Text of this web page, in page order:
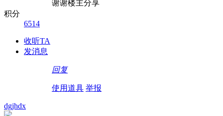
积分
6514
收听TA
发消息
谢谢楼主分享
回复
使用道具 举报
dgjhdx